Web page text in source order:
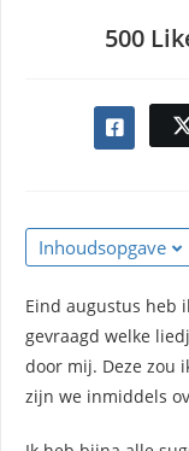
500
Inhoudsopgave
Eind augustus heb
gevraagd welke
door mij. Deze zou
zijn we inmiddels